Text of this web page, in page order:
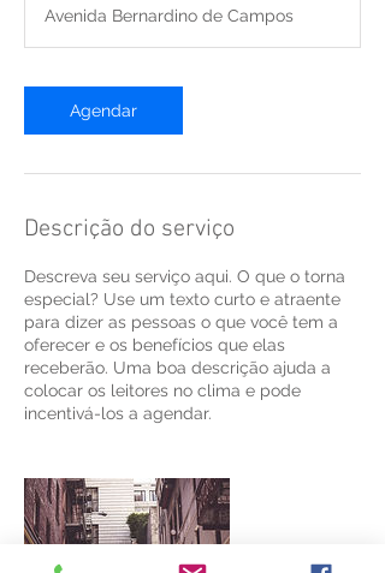
Avenida Bernardino de Campos
Agendar
Descrição do serviço
Descreva seu serviço aqui. O que o torna
especial? Use um texto curto e atraente
para dizer as pessoas o que você tem a
oferecer e os benefícios que elas
receberão. Uma boa descrição ajuda a
colocar os leitores no clima e pode
incentivá-los a agendar.